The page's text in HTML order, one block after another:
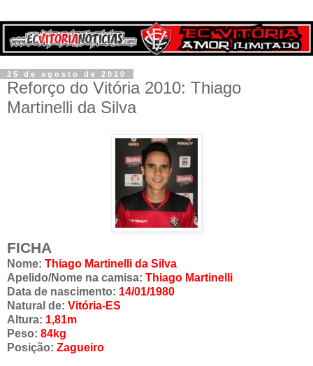
25 de agosto de 2010
Reforço do Vitória 2010: Thiago
Martinelli da Silva
FICHA
Nome: Thiago Martinelli da Silva
Apelido/Nome na camisa: Thiago Martinelli
Data de nascimento: 14/01/1980
Natural de: Vitória-ES
Altura: 1,81m
Peso: 84kg
Posição: Zagueiro